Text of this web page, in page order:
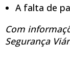
A falta de
Com
Segurança